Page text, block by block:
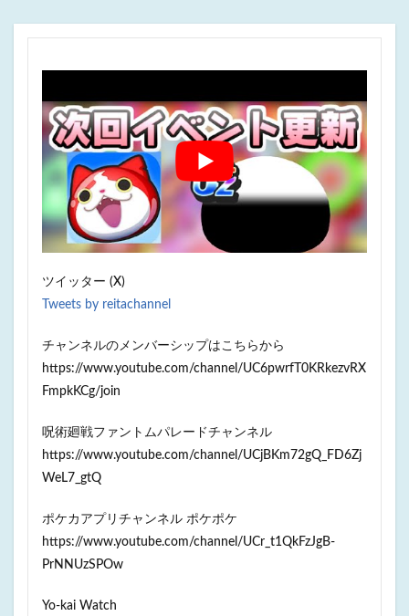
ツイッター (X)
Tweets by reitachannel
チャンネルのメンバーシップはこちらから
https://www.youtube.com/channel/UC6pwrfT0KRkezvRX
FmpkKCg/join
呪術廻戦ファントムパレードチャンネル
https://www.youtube.com/channel/UCjBKm72gQ_FD6Zj
WeL7_gtQ
ポケカアプリチャンネル ポケポケ
https://www.youtube.com/channel/UCr_t1QkFzJgB-
PrNNUzSPOw
Yo-kai Watch